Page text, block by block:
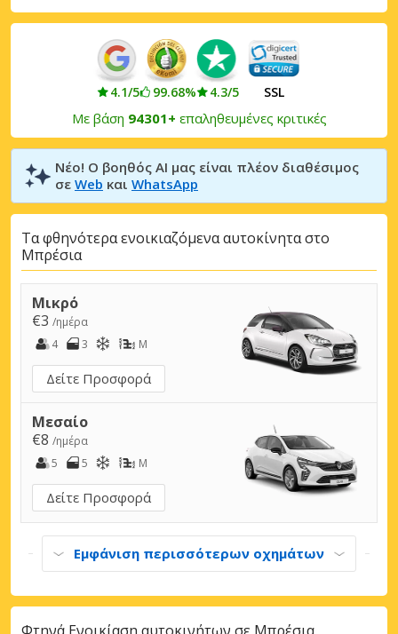
4.1/5 99.68% 4.3/5 SSL
Με βάση 94301+ επαληθευμένες κριτικές
Νέο! Ο βοηθός AI μας είναι πλέον διαθέσιμος
σε Web και WhatsApp
Τα φθηνότερα ενοικιαζόμενα αυτοκίνητα στο
Μπρέσια
Μικρό
€3 /ημέρα
4
3 M
Δείτε Προσφορά
Μεσαίο
€8 /ημέρα
5
5 M
Δείτε Προσφορά
Εμφάνιση περισσότερων οχημάτων